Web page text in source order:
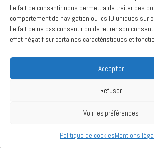
Le fait de consentir nous permettra de traiter des
comportement de navigation ou les ID uniques sur
Le fait de ne pas consentir ou de retirer son
effet négatif sur certaines caractéristiques et
Accepter
Refuser
Voir les préférences
Politique de cookiesMentions